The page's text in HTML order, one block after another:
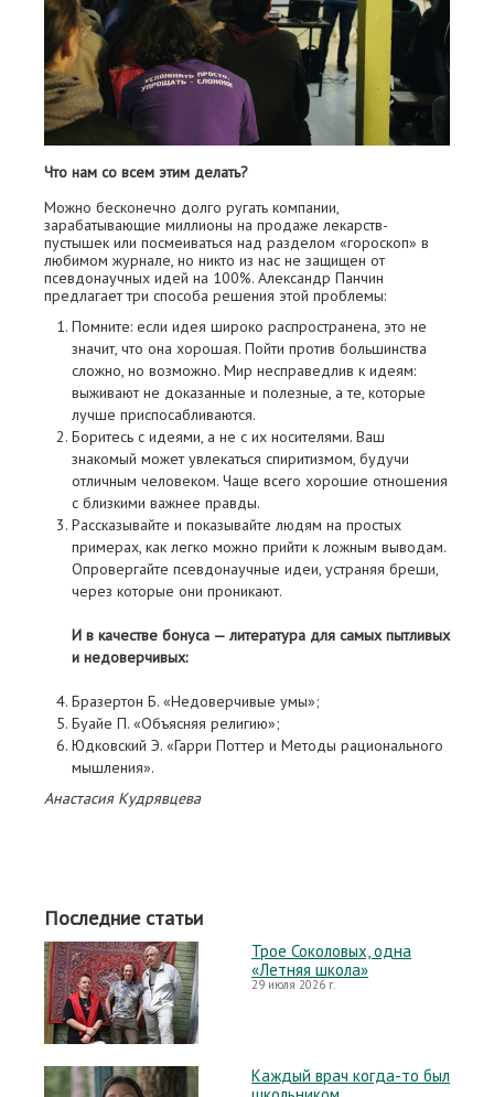
Что нам со всем этим делать?
Можно бесконечно долго ругать компании,
зарабатывающие миллионы на продаже лекарств-
пустышек или посмеиваться над разделом «гороскоп» в
любимом журнале, но никто из нас не защищен от
псевдонаучных идей на 100%. Александр Панчин
предлагает три способа решения этой проблемы:
Помните: если идея широко распространена, это не
значит, что она хорошая. Пойти против большинства
сложно, но возможно. Мир несправедлив к идеям:
выживают не доказанные и полезные, а те, которые
лучше приспосабливаются.
Боритесь с идеями, а не с их носителями. Ваш
знакомый может увлекаться спиритизмом, будучи
отличным человеком. Чаще всего хорошие отношения
с близкими важнее правды.
Рассказывайте и показывайте людям на простых
примерах, как легко можно прийти к ложным выводам.
Опровергайте псевдонаучные идеи, устраняя бреши,
через которые они проникают.
И в качестве бонуса — литература для самых пытливых
и недоверчивых:
Бразертон Б. «Недоверчивые умы»;
Буайе П. «Объясняя религию»;
Юдковский Э. «Гарри Поттер и Методы рационального
мышления».
Анастасия Кудрявцева
Последние статьи
Трое Соколовых, одна
«Летняя школа»
29 июля 2026 г.
Каждый врач когда-то был